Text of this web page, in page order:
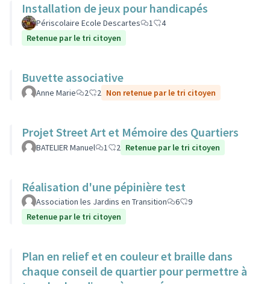
Installation de jeux pour handicapés
Périscolaire Ecole Descartes 1
4
Retenue par le tri citoyen
Buvette associative
Anne Marie 2 2 Non retenue par le tri citoyen
Projet Street Art et Mémoire des Quartiers
BATELIER Manuel 1 2 Retenue par le tri citoyen
Réalisation d'une pépinière test
Association les Jardins en Transition 6
9
Retenue par le tri citoyen
Plan en relief et en couleur et braille dans
chaque conseil de quartier pour permettre à